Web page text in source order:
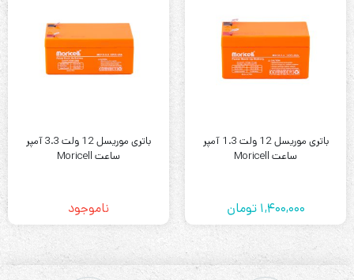
باتری موریسل 12 ولت 1.3 آمپر
ساعت Moricell
1,400,000 تومان
باتری موریسل 12 ولت 3.3 آمپر
ساعت Moricell
ناموجود